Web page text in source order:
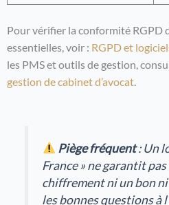
Pour vérifier la conformité RGPD
essentielles, voir : RGPD et
les PMS et outils de gestion,
gestion de cabinet d’avocat
Piège fréquent: Un
France » ne garantit
chiffrement ni un bon
les bonnes questions à